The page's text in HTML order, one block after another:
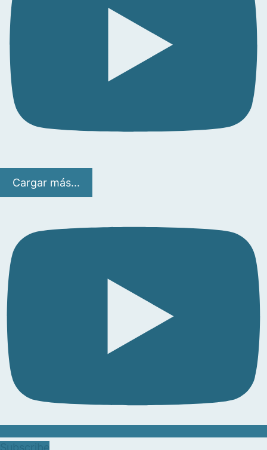
Cargar más...